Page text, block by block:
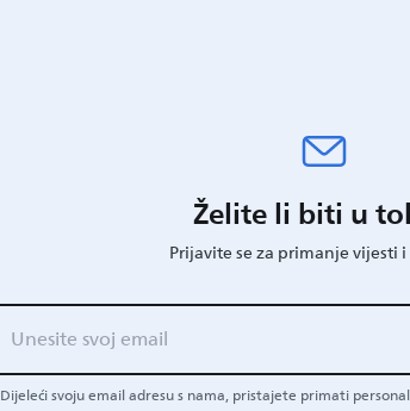
Želite li biti u
Prijavite se za primanje vijesti
Dijeleći svoju email adresu s nama, pristajete primati